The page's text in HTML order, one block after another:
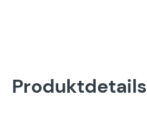
Produktdetails